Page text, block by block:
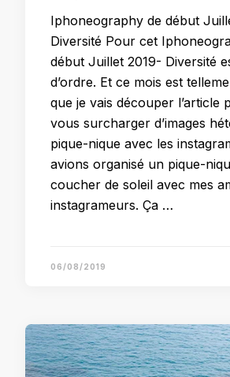
Iphoneography de début
Diversité Pour cet
début Juillet 2019- Diversité
d’ordre. Et ce mois est
que je vais découper l’article
vous surcharger d’images
pique-nique avec les
avions organisé un pique-
coucher de soleil avec mes
instagrameurs. Ça …
06/08/2019